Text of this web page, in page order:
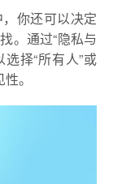
你还可以决定
。通过“隐私与
择“所有人”或
。